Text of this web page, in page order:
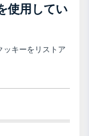
使用してい
キーをリストア